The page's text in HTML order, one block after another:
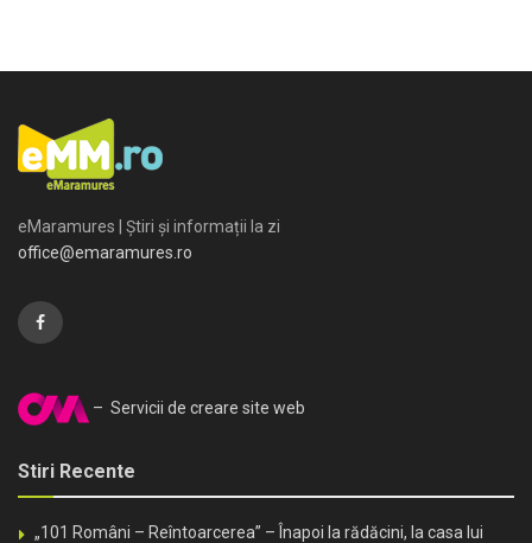
eMaramures | Știri și informații la zi
office@emaramures.ro
– Servicii de creare site web
Stiri Recente
„101 Români – Reîntoarcerea” – Înapoi la rădăcini, la casa lui